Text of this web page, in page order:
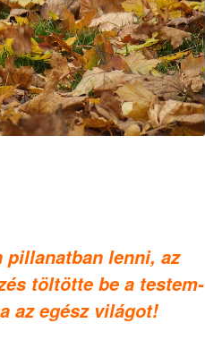
pillanatban lenni, az
töltötte be a testem-
az egész világot!